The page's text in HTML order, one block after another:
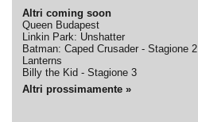
Altri coming soon
Queen Budapest
Linkin Park: Unshatter
Batman: Caped Crusader - Stagione 2
Lanterns
Billy the Kid - Stagione 3
Altri prossimamente »